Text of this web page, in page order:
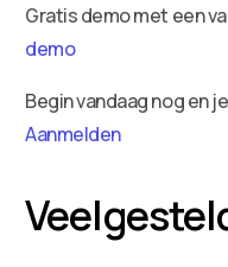
Gratis demo met een
demo
Begin vandaag nog en
Aanmelden